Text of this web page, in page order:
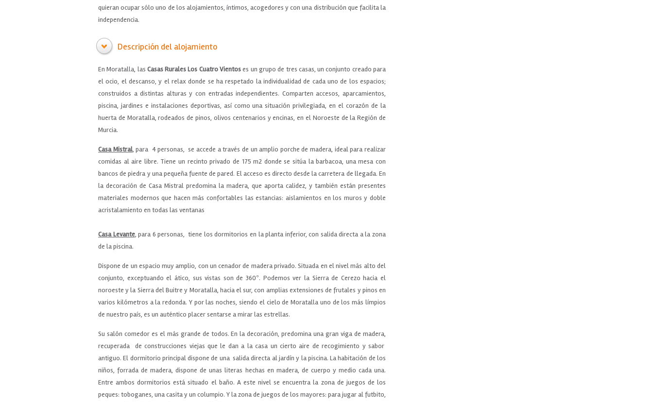
quieran ocupar sólo uno de los alojamientos, íntimos, acogedores y con una distribución que facilita la
independencia.
Descripción del alojamiento
En Moratalla, las Casas Rurales Los Cuatro Vientoses un grupo de tres casas, un conjunto creado para
el ocio, el descanso, y el relax donde se ha respetado la individualidad de cada uno de los espacios;
construidos a distintas alturas y con entradas independientes. Comparten accesos, aparcamientos,
piscina, jardines e instalaciones deportivas, así como una situación privilegiada, en el corazón de la
huerta de Moratalla, rodeados de pinos, olivos centenarios y encinas, en el Noroeste de la Región de
Murcia.
Casa Mistral, para 4 personas, se accede a través de un amplio porche de madera, ideal para realizar
comidas al aire libre. Tiene un recinto privado de 175 m2 donde se sitúa la barbacoa, una mesa con
bancos de piedra y una pequeña fuente de pared. El acceso es directo desde la carretera de llegada. En
la decoración de Casa Mistral predomina la madera, que aporta calidez, y también están presentes
materiales modernos que hacen más confortables las estancias: aislamientos en los muros y doble
acristalamiento en todas las ventanas
Casa Levante, para 6 personas, tiene los dormitorios en la planta inferior, con salida directa a la zona
de la piscina.
Dispone de un espacio muy amplio, con un cenador de madera privado. Situada en el nivel más alto del
conjunto, exceptuando el ático, sus vistas son de 360º. Podemos ver la Sierra de Cerezo hacia el
noroeste y la Sierra del Buitre y Moratalla, hacia el sur, con amplias extensiones de frutales y pinos en
varios kilómetros a la redonda. Y por las noches, siendo el cielo de Moratalla uno de los más límpios
de nuestro país, es un auténtico placer sentarse a mirar las estrellas.
Su salón comedor es el más grande de todos. En la decoración, predomina una gran viga de madera,
recuperada de construcciones viejas que le dan a la casa un cierto aire de recogimiento y sabor
antiguo. El dormitorio principal dispone de una salida directa al jardín y la piscina. La habitación de los
niños, forrada de madera, dispone de unas literas hechas en madera, de cuerpo y medio cada una.
Entre ambos dormitorios está situado el baño. A este nivel se encuentra la zona de juegos de los
peques: toboganes, una casita y un columpio. Y la zona de juegos de los mayores: para jugar al futbito,